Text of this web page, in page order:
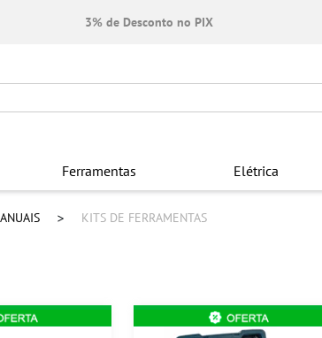
3% de Desconto no PIX
Ferramentas Elétrica
KITS DE FERRAMENTAS